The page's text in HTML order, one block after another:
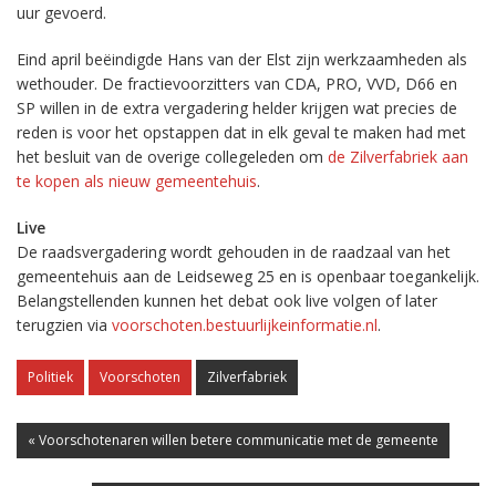
uur gevoerd.
Eind april beëindigde Hans van der Elst zijn werkzaamheden als
wethouder. De fractievoorzitters van CDA, PRO, VVD, D66 en
SP willen in de extra vergadering helder krijgen wat precies de
reden is voor het opstappen dat in elk geval te maken had met
het besluit van de overige collegeleden om de Zilverfabriek aan
te kopen als nieuw gemeentehuis.
Live
De raadsvergadering wordt gehouden in de raadzaal van het
gemeentehuis aan de Leidseweg 25 en is openbaar toegankelijk.
Belangstellenden kunnen het debat ook live volgen of later
terugzien via voorschoten.bestuurlijkeinformatie.nl.
Politiek Voorschoten Zilverfabriek
« Voorschotenaren willen betere communicatie met de gemeente